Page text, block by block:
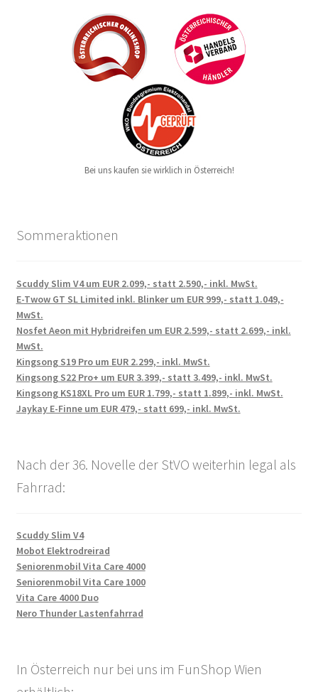
Bei uns kaufen sie wirklich in Österreich!
Sommeraktionen
Scuddy Slim V4 um EUR 2.099,- statt 2.590,- inkl. MwSt.
E-Twow GT SL Limited inkl. Blinker um EUR 999,- statt 1.049,-
MwSt.
Nosfet Aeon mit Hybridreifen um EUR 2.599,- statt 2.699,- inkl.
MwSt.
Kingsong S19 Pro um EUR 2.299,- inkl. MwSt.
Kingsong S22 Pro+ um EUR 3.399,- statt 3.499,- inkl. MwSt.
Kingsong KS18XL Pro um EUR 1.799,- statt 1.899,- inkl. MwSt.
Jaykay E-Finne um EUR 479,- statt 699,- inkl. MwSt.
Nach der 36. Novelle der StVO weiterhin legal als
Fahrrad:
Scuddy Slim V4
Mobot Elektrodreirad
Seniorenmobil Vita Care 4000
Seniorenmobil Vita Care 1000
Vita Care 4000 Duo
Nero Thunder Lastenfahrrad
In Österreich nur bei uns im FunShop Wien